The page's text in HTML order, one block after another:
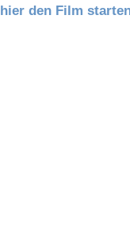
hier den Film